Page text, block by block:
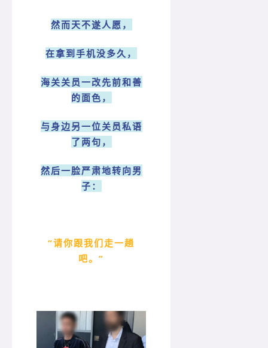
然而天不遂人愿，
在拿到手机没多久，
海关关员一改先前和善
的面色，
与身边另一位关员私语
了两句，
然后一脸严肃地转向男
子：
“请你跟我们走一趟
吧。”